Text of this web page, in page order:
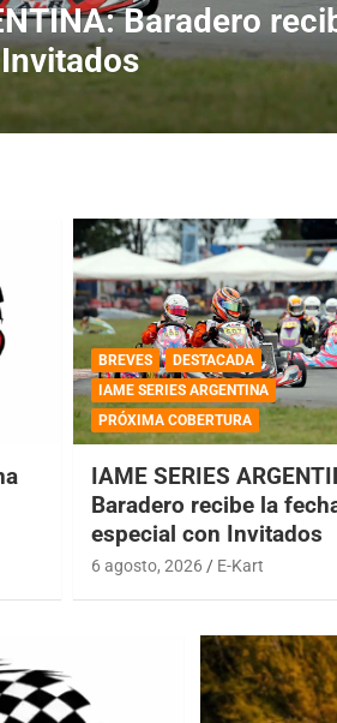
Horarios para
BREVES
DESTACADA
IAME SERIES ARGENTINA
PRÓXIMA COBERTURA
IAME SERIES
Baradero recibe la
especial con Invitados
6 agosto, 2026 E-Kart